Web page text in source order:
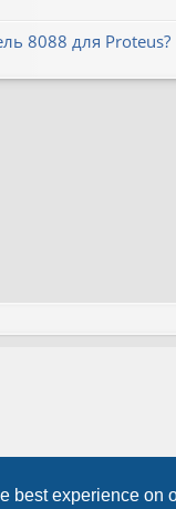
best experience on
8088 для Proteus?